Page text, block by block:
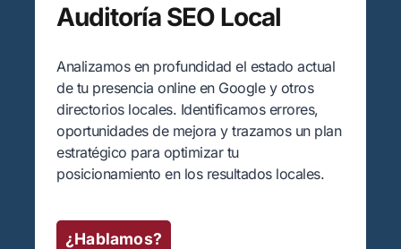
Auditoría SEO Local
Analizamos en profundidad el estado actual
de tu presencia online en Google y otros
directorios locales. Identificamos errores,
oportunidades de mejora y trazamos un plan
estratégico para optimizar tu
posicionamiento en los resultados locales.
¿Hablamos?